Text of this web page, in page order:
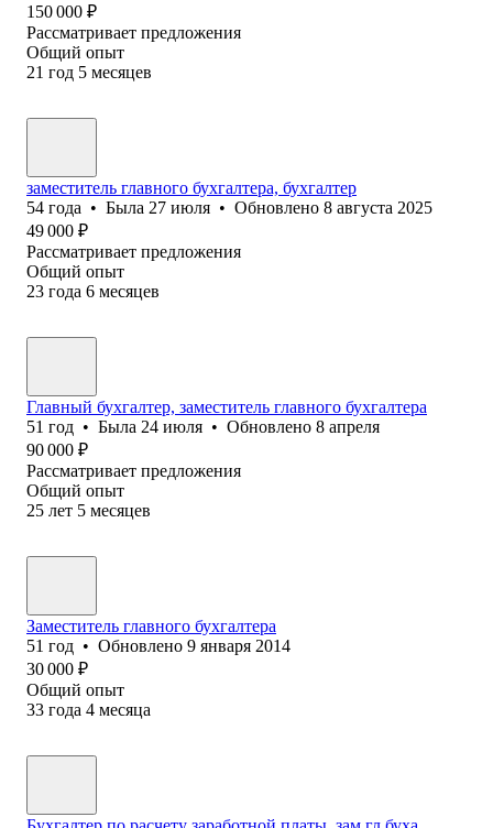
150 000 ₽
Рассматривает предложения
Общий опыт
21 год 5 месяцев
заместитель главного бухгалтера, бухгалтер
54 года • Была 27 июля • Обновлено 8 августа 2025
49 000 ₽
Рассматривает предложения
Общий опыт
23 года 6 месяцев
Главный бухгалтер, заместитель главного бухгалтера
51 год • Была 24 июля • Обновлено 8 апреля
90 000 ₽
Рассматривает предложения
Общий опыт
25 лет 5 месяцев
Заместитель главного бухгалтера
51 год • Обновлено 9 января 2014
30 000 ₽
Общий опыт
33 года 4 месяца